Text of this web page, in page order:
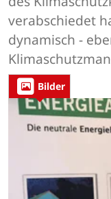
verabschiedet
dynamisch -
Bilder